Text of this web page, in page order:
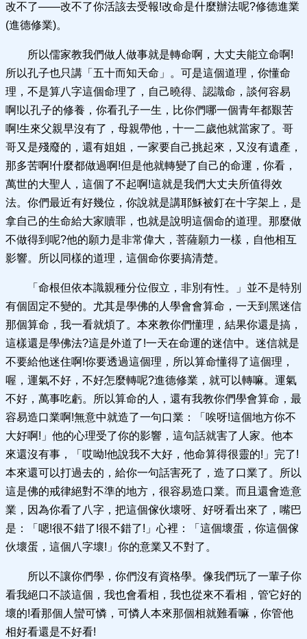
改不了——改不了你活該去受報!改命是什麼辦法呢?修德進業
(進德修業)。
所以儒家教我們做人做事就是轉命啊，大丈夫能立命啊!
所以孔子也只講「五十而知天命」。可是這個道理，你懂命
理，不是算八字這個命理了，自己曉得、認識命，談何容易
啊!以孔子的修養，你看孔子一生，比你們哪一個青年都艱苦
啊!生來父親早沒有了，母親帶他，十一二歲他就當家了。哥
哥又是殘廢的，還有姐姐，一家要自己挑起來，又沒有遺產，
那多苦啊!什麼都做過啊!但是他就轉變了自己的命運，你看，
萬世的大聖人，這個了不起啊!這就是我們大丈夫所值得效
法。你們最近有好幾位，你說就是講耶穌被釘在十字架上，是
拿自己的生命給大家贖罪，也就是說明這個命的道理。那麼做
不做得到呢?他的願力是非常偉大，菩薩願力一樣，自他相互
影響。所以同樣的道理，這個命你要搞清楚。
「命根但依本識親種分位假立，非別有性。」並不是特別
有個固定不變的。尤其是學佛的人學會會算命，一天到黑迷信
那個算命，我一看就煩了。本來教你們懂理，結果你還是搞，
這樣還是學佛法?這是外道了!一天在命運的迷信中。迷信就是
不要給他迷住啊!你要透過這個理，所以算命懂得了這個理，
喔，運氣不好，不好怎麼轉呢?進德修業，就可以轉嘛。運氣
不好，萬事吃虧。所以算命的人，還有我教你們學會算命，最
容易造口業啊!無意中就造了一句口業：「唉呀!這個地方你不
大好啊!」他的心理受了你的影響，這句話就害了人家。他本
來還沒有事，「哎呦!他說我不大好，他命算得很靈的!」完了!
本來還可以打過去的，給你一句話害死了，造了口業了。所以
這是佛的戒律絕對不準的地方，很容易造口業。而且還會造意
業，因為你看了八字，把這個傢伙壞呀、好呀看出來了，嘴巴
是：「嗯!很不錯了!很不錯了!」心裡：「這個壞蛋，你這個傢
伙壞蛋，這個八字壞!」你的意業又不對了。
所以不讓你們學，你們沒有資格學。像我們玩了一輩子你
看我絕口不談這個，我也會看相，我也從來不看相，管它好的
壞的!看那個人蠻可憐，可憐人本來那個相就難看嘛，你管他
相好看還是不好看!